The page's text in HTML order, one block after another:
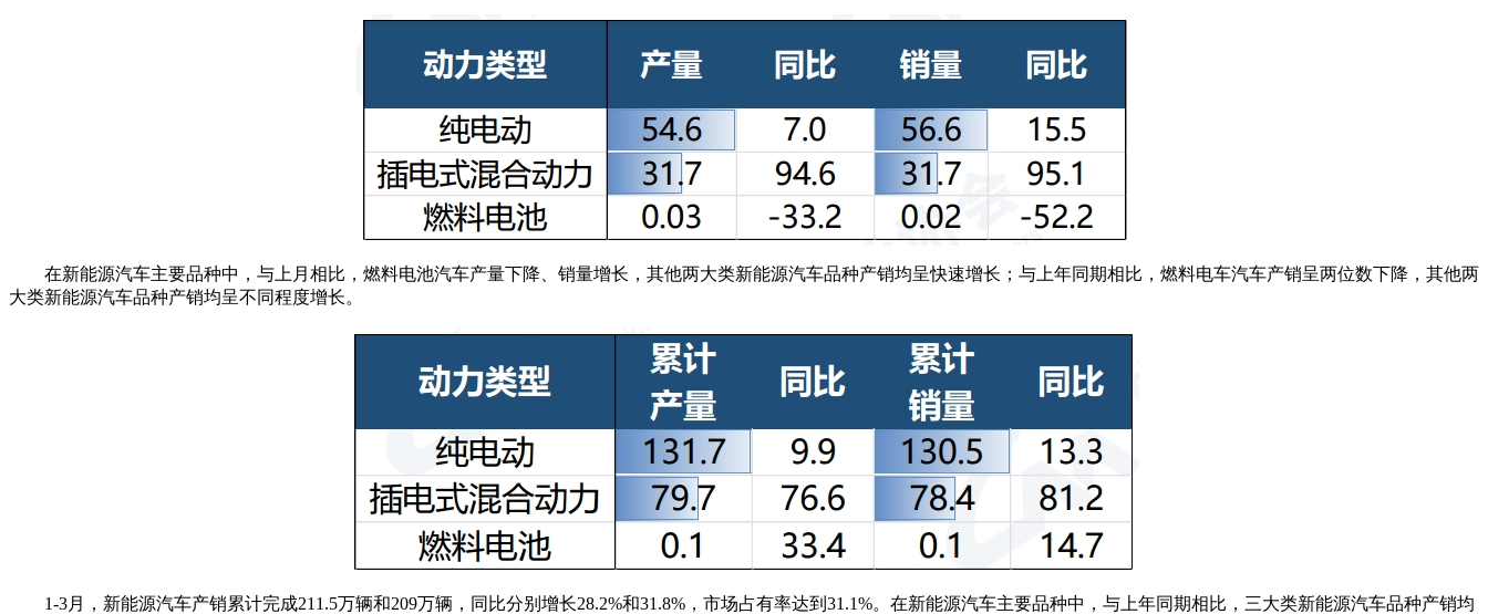
在新能源汽车主要品种中，与上月相比，燃料电池汽车产量下降、销量增长，其他两大类新能源汽车品种产销均呈快速增长；与上年同期相比，燃料电车汽车产销呈两位数下降，其他两
大类新能源汽车品种产销均呈不同程度增长。
1-3月，新能源汽车产销累计完成211.5万辆和209万辆，同比分别增长28.2%和31.8%，市场占有率达到31.1%。在新能源汽车主要品种中，与上年同期相比，三大类新能源汽车品种产销均